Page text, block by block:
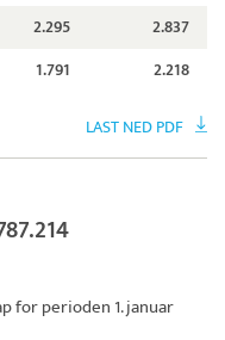
2.295
2.837
1.791 2.218
LAST NED PDF
for perioden 1. januar